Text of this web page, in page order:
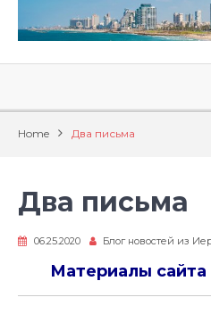
Home Два письма
Два письма
06.25.2020 Блог новостей из
Материалы сайта